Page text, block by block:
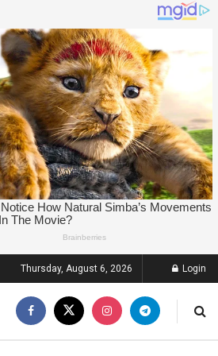
Thursday, August 6, 2026 Login